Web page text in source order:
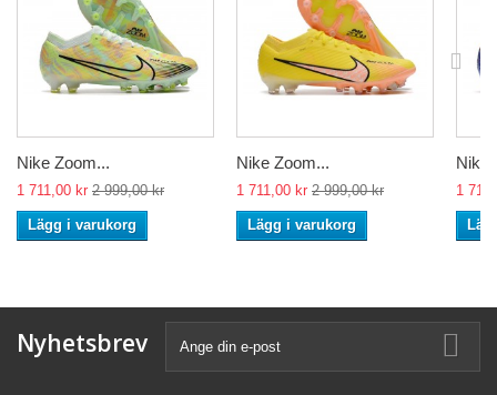
Nike Zoom...
1 711,00 kr 2 999,00 kr
Lägg i varukorg
Nike Zoom...
1 711,00 kr 2 999,00 kr
Lägg i varukorg
Nike
1
Nyhetsbrev